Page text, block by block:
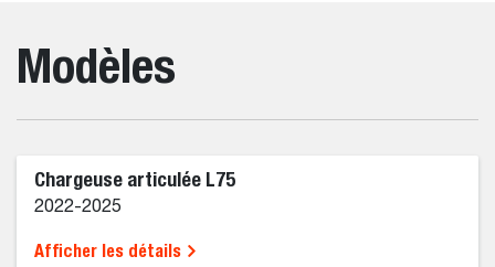
Modèles
Chargeuse articulée L75
2022-2025
Afficher les détails